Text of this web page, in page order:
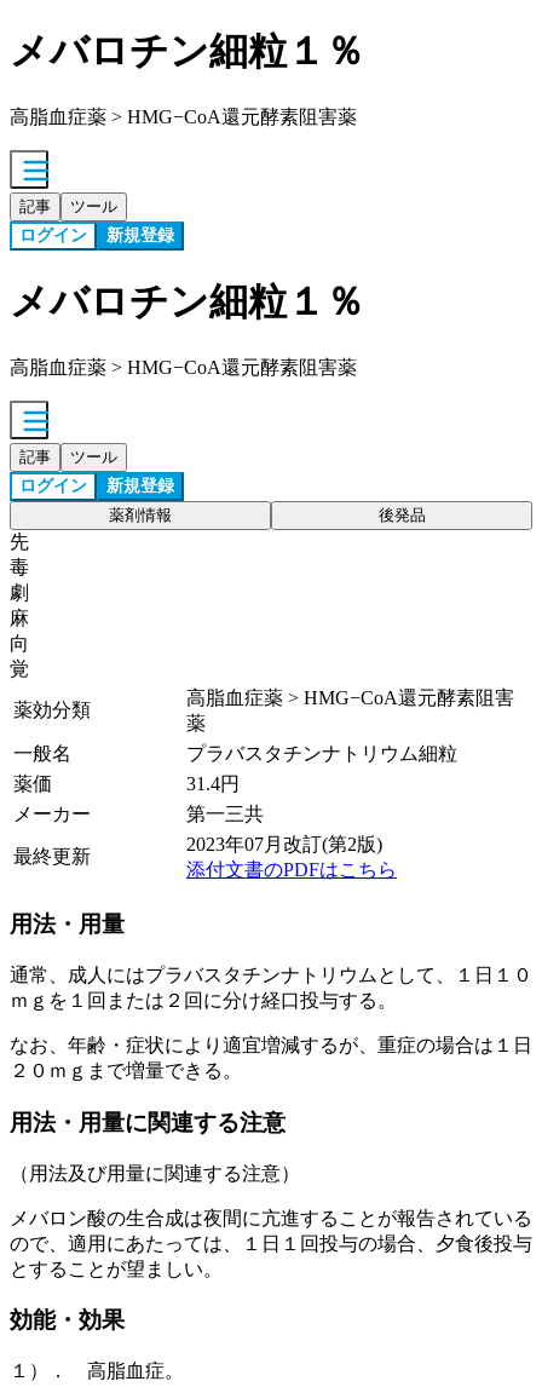
メバロチン細粒１％
高脂血症薬 > HMG−CoA還元酵素阻害薬
記事 ツール
ログイン 新規登録
メバロチン細粒１％
高脂血症薬 > HMG−CoA還元酵素阻害薬
記事 ツール
ログイン 新規登録
薬剤情報 後発品
先
毒
劇
麻
向
覚
薬効分類
高脂血症薬 > HMG−CoA還元酵素阻害
薬
一般名
プラバスタチンナトリウム細粒
薬価
31.4円
メーカー
第一三共
最終更新
2023年07月改訂(第2版)
添付文書のPDFはこちら
用法・用量
通常、成人にはプラバスタチンナトリウムとして、１日１０
ｍｇを１回または２回に分け経口投与する。
なお、年齢・症状により適宜増減するが、重症の場合は１日
２０ｍｇまで増量できる。
用法・用量に関連する注意
（用法及び用量に関連する注意）
メバロン酸の生合成は夜間に亢進することが報告されている
ので、適用にあたっては、１日１回投与の場合、夕食後投与
とすることが望ましい。
効能・効果
１）． 高脂血症。